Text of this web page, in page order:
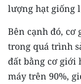
MUA BÁO
ĐỌC BÁO IN
ENGLISH
lượng hạt giống
Bên cạnh đó, cơ
trong quá trình
đất bằng cơ giới
máy trên 90%,